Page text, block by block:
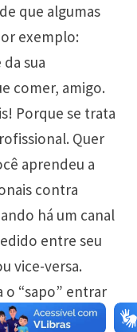
que algumas
exemplo:
sua
comer, amigo.
Porque se trata
Quer
aprendeu a
contra
há um canal
entre seu
vice-versa.
o “sapo” entrar
sem descer